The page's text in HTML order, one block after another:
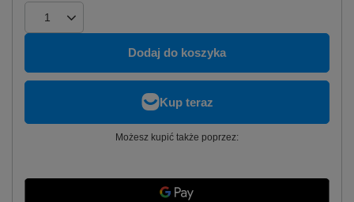
Dodaj do koszyka
Możesz kupić także poprzez: